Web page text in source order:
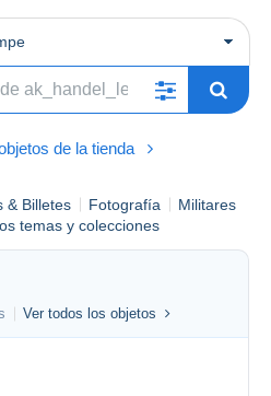
uns, Ihnen mitteilen zu
Ansichtskarten in unserem
Sie eine vielfältige Auswahl ohne
Spaß beim Stöbern und
shipping fees. Happy browsing
sommes ravis de vous annoncer
cartes postales dans notre
d'une large sélection sans frais
recherche et découverte !
de la tienda
& Billetes Fotografía
Militares
temas y colecciones
Ver todos los objetos